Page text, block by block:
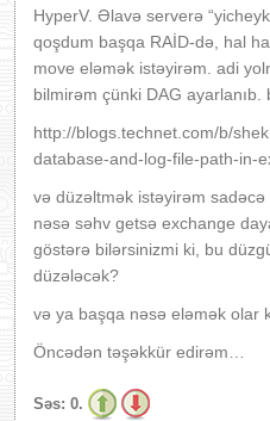
HyperV. Əlavə serverə
qoşdum başqa RAİD-də, hal
move eləmək istəyirəm. adi
bilmirəm çünki DAG ayarlanıb.
http://blogs.technet.com/b/
database-and-log-file-path-in-
və düzəltmək istəyirəm
nəsə səhv getsə exchange
göstərə bilərsinizmi ki, bu
düzələcək?
və ya başqa nəsə eləmək olar
Öncədən təşəkkür edirəm…
Səs: 0.